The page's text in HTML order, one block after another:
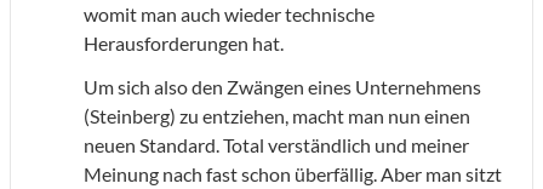
womit man auch wieder technische
Herausforderungen hat.
Um sich also den Zwängen eines Unternehmens
(Steinberg) zu entziehen, macht man nun einen
neuen Standard. Total verständlich und meiner
Meinung nach fast schon überfällig. Aber man sitzt